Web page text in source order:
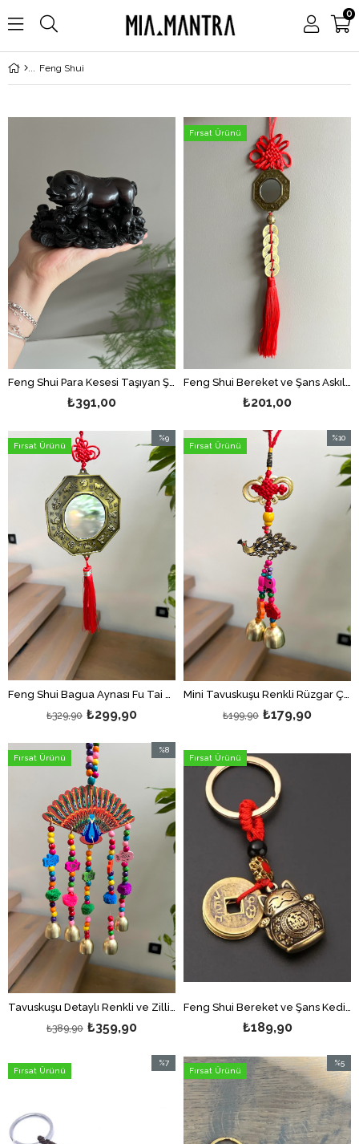
0
Feng Shui
₺391,00 ₺201,00
Fırsat Ürünü
Feng Shui Bagua Aynası Fu Tai Chi - Arka Tarafı Çin Zodyak /Burç Sembollü Asılabilir Ayna
₺299,90
₺329,90
%9
İndirim
%9İndirim
Fırsat Ürünü
Mini Tavuskuşu Renkli Rüzgar Çanı/Feng Shui Bereket Zili
₺179,90
₺199,90
%10
İndirim
Fırsat Ürünü
₺359,90
₺389,90
%8
Fırsat Ürünü
₺189,90
Fırsat Ürünü
%7
Fırsat Ürünü
%5
İndirim
Fırsat Ürünü